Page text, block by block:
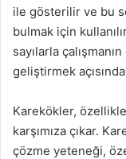
ile gösterilir ve bu
bulmak için
sayılarla
geliştirmek
Karekökler,
karşımıza çıkar.
çözme yeteneği,